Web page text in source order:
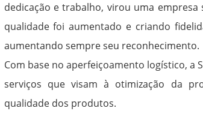
dedicação e trabalho, virou uma empresa
qualidade foi aumentado e criando
aumentando sempre seu reconhecimento.
Com base no aperfeiçoamento logístico, a
serviços que visam à otimização da
qualidade dos produtos.